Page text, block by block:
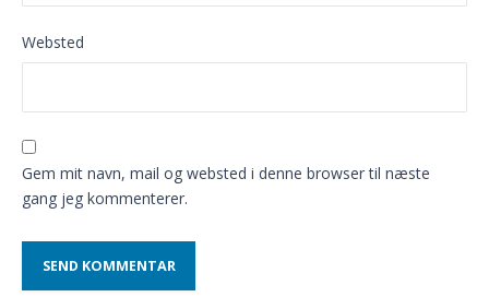
Websted
Gem mit navn, mail og websted i denne browser til næste
gang jeg kommenterer.